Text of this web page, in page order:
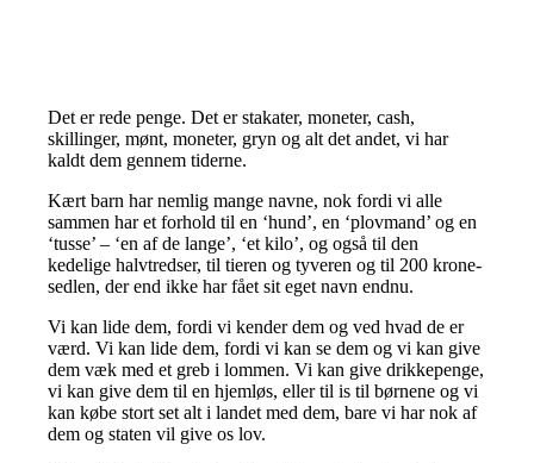
Det er rede penge. Det er stakater, moneter, cash,
skillinger, mønt, moneter, gryn og alt det andet, vi har
kaldt dem gennem tiderne.
Kært barn har nemlig mange navne, nok fordi vi alle
sammen har et forhold til en ‘hund’, en ‘plovmand’ og en
‘tusse’ – ‘en af de lange’, ‘et kilo’, og også til den
kedelige halvtredser, til tieren og tyveren og til 200 krone-
sedlen, der end ikke har fået sit eget navn endnu.
Vi kan lide dem, fordi vi kender dem og ved hvad de er
værd. Vi kan lide dem, fordi vi kan se dem og vi kan give
dem væk med et greb i lommen. Vi kan give drikkepenge,
vi kan give dem til en hjemløs, eller til is til børnene og vi
kan købe stort set alt i landet med dem, bare vi har nok af
dem og staten vil give os lov.